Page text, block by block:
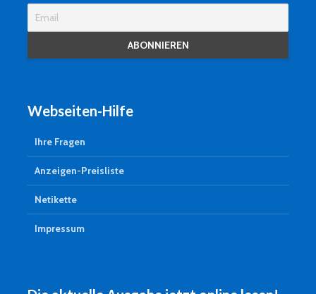
Webseiten-Hilfe
Ihre Fragen
Anzeigen-Preisliste
Netikette
Impressum